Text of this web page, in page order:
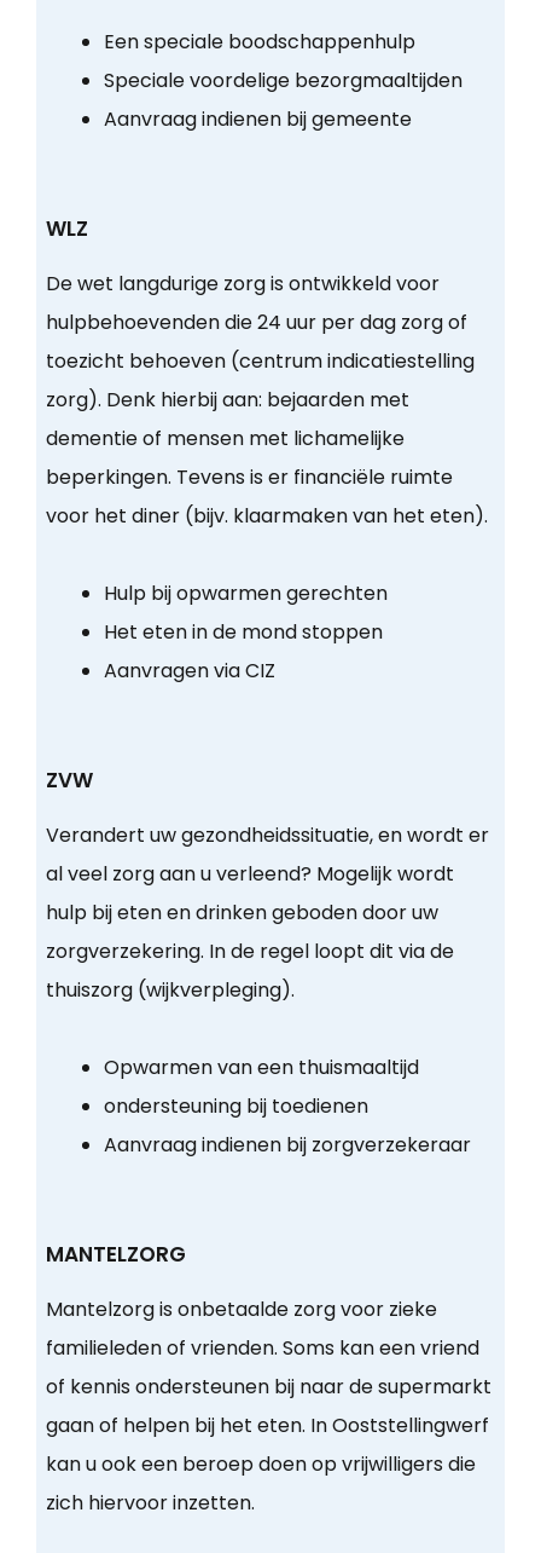
Een speciale boodschappenhulp
Speciale voordelige bezorgmaaltijden
Aanvraag indienen bij gemeente
WLZ
De wet langdurige zorg is ontwikkeld voor
hulpbehoevenden die 24 uur per dag zorg of
toezicht behoeven (centrum indicatiestelling
zorg). Denk hierbij aan: bejaarden met
dementie of mensen met lichamelijke
beperkingen. Tevens is er financiële ruimte
voor het diner (bijv. klaarmaken van het eten).
Hulp bij opwarmen gerechten
Het eten in de mond stoppen
Aanvragen via CIZ
ZVW
Verandert uw gezondheidssituatie, en wordt er
al veel zorg aan u verleend? Mogelijk wordt
hulp bij eten en drinken geboden door uw
zorgverzekering. In de regel loopt dit via de
thuiszorg (wijkverpleging).
Opwarmen van een thuismaaltijd
ondersteuning bij toedienen
Aanvraag indienen bij zorgverzekeraar
MANTELZORG
Mantelzorg is onbetaalde zorg voor zieke
familieleden of vrienden. Soms kan een vriend
of kennis ondersteunen bij naar de supermarkt
gaan of helpen bij het eten. In Ooststellingwerf
kan u ook een beroep doen op vrijwilligers die
zich hiervoor inzetten.